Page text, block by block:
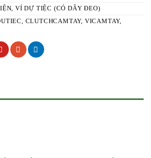
,VÍ DỰ TIỆC (CÓ DÂY ĐEO)
, CLUTCHCAMTAY, VICAMTAY,